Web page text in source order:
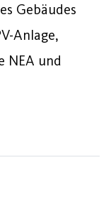
Gebäudes
Anlage,
NEA und